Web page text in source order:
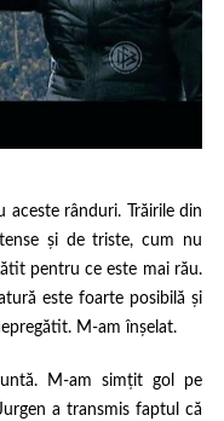
aceste rânduri. Trăirile din
și de triste, cum nu
pentru ce este mai rău.
este foarte posibilă și
M-am înșelat.
M-am simțit gol pe
a transmis faptul că